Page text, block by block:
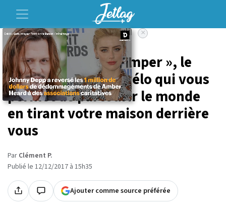
Accueil Voyage
« The Wide Path Camper », le
camping-car pour vélo qui vous
permet de parcourir le monde
en tirant votre maison derrière
vous
Par Clément P.
Publié le 12/12/2017 à 15h35
Ajouter comme source préférée
×